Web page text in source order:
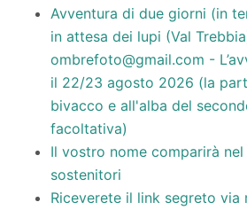
Avventura di due giorni (in
in attesa dei lupi (Val
ombrefoto@gmail.com -
il 22/23 agosto 2026 (la
bivacco e all'alba del
facoltativa)
Il vostro nome comparirà
sostenitori
Riceverete il link segreto via